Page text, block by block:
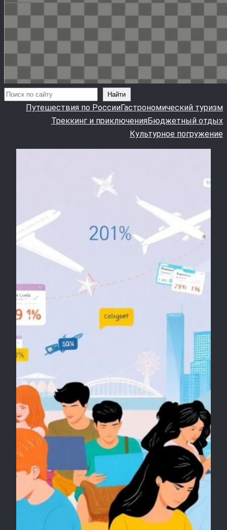
Поиск Найти
Путешествия по РоссииГастрономический туризм
Треккинг и приключенияБюджетный отдых
Культурное погружение